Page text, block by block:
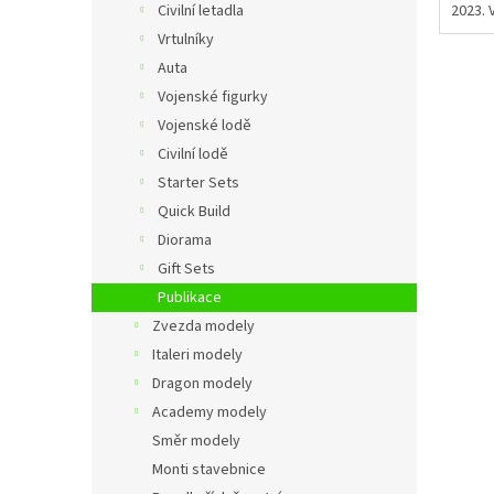
Civilní letadla
Vrtulníky
Auta
Vojenské figurky
Vojenské lodě
Civilní lodě
Starter Sets
Quick Build
Diorama
Gift Sets
Publikace
Zvezda modely
Italeri modely
Dragon modely
Academy modely
Směr modely
Monti stavebnice
2023.